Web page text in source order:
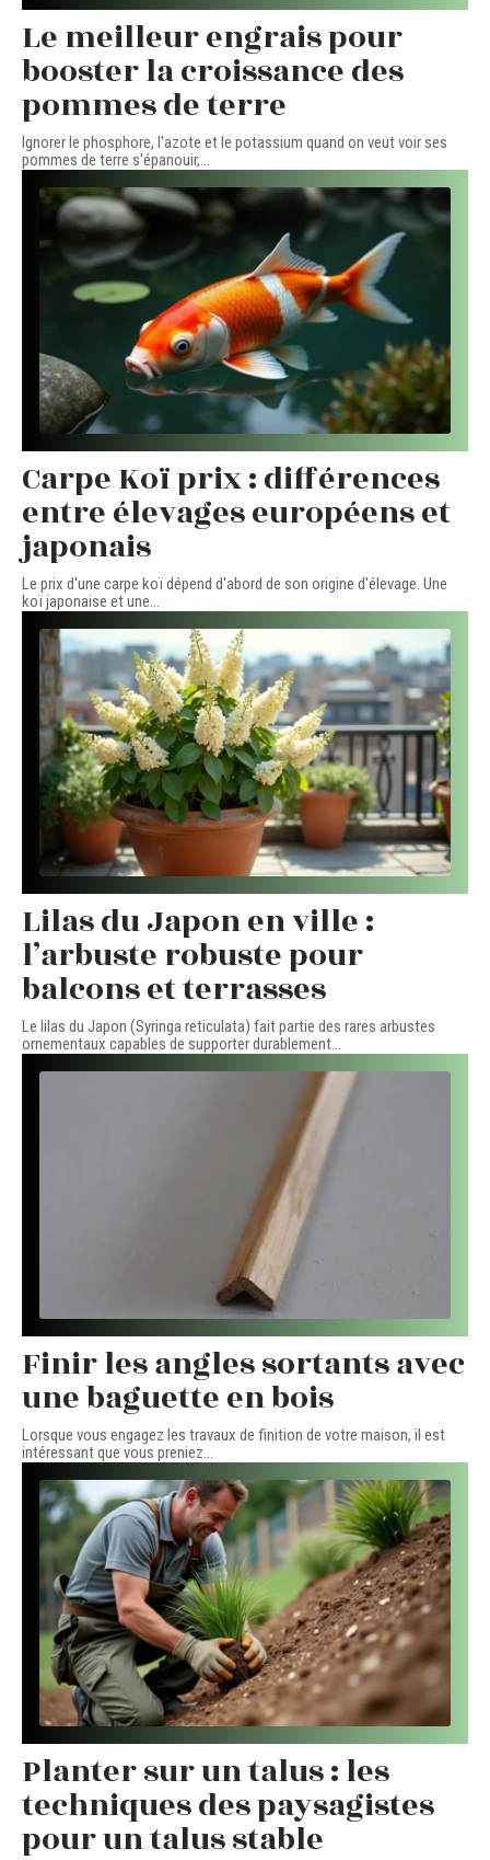
Le meilleur engrais pour
booster la croissance des
pommes de terre
Ignorer le phosphore, l'azote et le potassium quand on veut voir ses
pommes de terre s'épanouir,…
Carpe Koï prix : différences
entre élevages européens et
japonais
Le prix d'une carpe koï dépend d'abord de son origine d'élevage. Une
koï japonaise et une…
Lilas du Japon en ville :
l’arbuste robuste pour
balcons et terrasses
Le lilas du Japon (Syringa reticulata) fait partie des rares arbustes
ornementaux capables de supporter durablement…
Finir les angles sortants avec
une baguette en bois
Lorsque vous engagez les travaux de finition de votre maison, il est
intéressant que vous preniez
Planter sur un talus : les
techniques des paysagistes
pour un talus stable